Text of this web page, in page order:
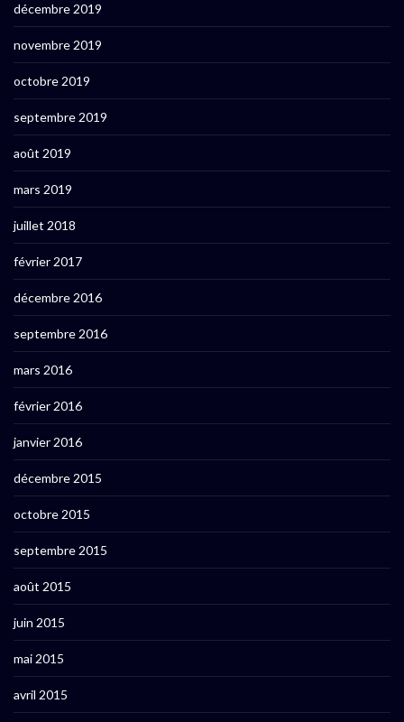
décembre 2019
novembre 2019
octobre 2019
septembre 2019
août 2019
mars 2019
juillet 2018
février 2017
décembre 2016
septembre 2016
mars 2016
février 2016
janvier 2016
décembre 2015
octobre 2015
septembre 2015
août 2015
juin 2015
mai 2015
avril 2015